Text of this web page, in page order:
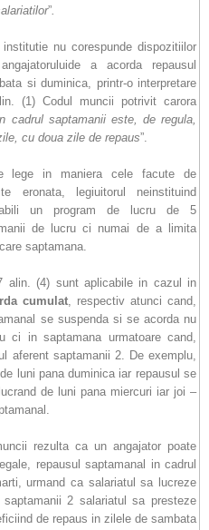
”
nu corespunde dispozitiilor
a acorda repausul
si duminica, printr-o interpretare
(1) Codul muncii potrivit carora
cadrul saptamanii este, de regula,
cu doua zile de repaus”.
lege in maniera cele facute de
eronata, legiuitorul neinstituind
un program de lucru de 5
de lucru ci numai de a limita
saptamana.
alin. (4) sunt aplicabile in cazul in
cumulat, respectiv atunci cand,
se suspenda si se acorda nu
ci in saptamana urmatoare cand,
aferent saptamanii 2. De exemplu,
luni pana duminica iar repausul se
de luni pana miercuri iar joi –
rezulta ca un angajator poate
repausul saptamanal in cadrul
urmand ca salariatul sa lucreze
2 salariatul sa presteze
de repaus in zilele de sambata